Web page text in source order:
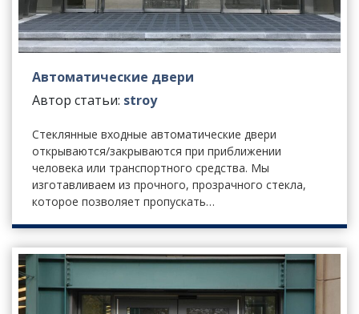
Автоматические двери
Автор статьи: stroy
Стеклянные входные автоматические двери
открываются/закрываются при приближении
человека или транспортного средства. Мы
изготавливаем из прочного, прозрачного стекла,
которое позволяет пропускать…